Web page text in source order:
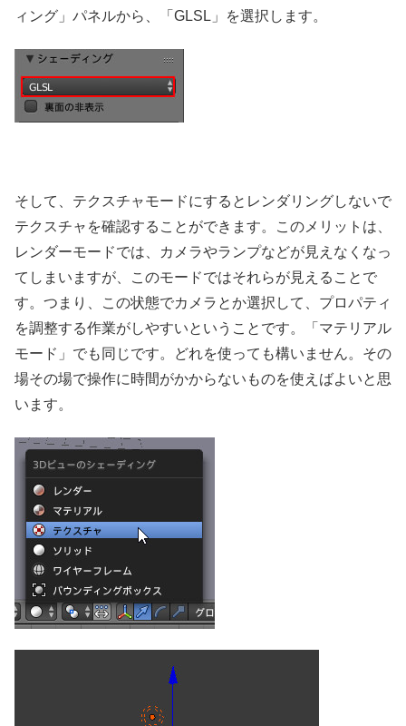
ィング」パネルから、「GLSL」を選択します。
そして、テクスチャモードにするとレンダリングしないで
テクスチャを確認することができます。このメリットは、
レンダーモードでは、カメラやランプなどが見えなくなっ
てしまいますが、このモードではそれらが見えることで
す。つまり、この状態でカメラとか選択して、プロパティ
を調整する作業がしやすいということです。「マテリアル
モード」でも同じです。どれを使っても構いません。その
場その場で操作に時間がかからないものを使えばよいと思
います。